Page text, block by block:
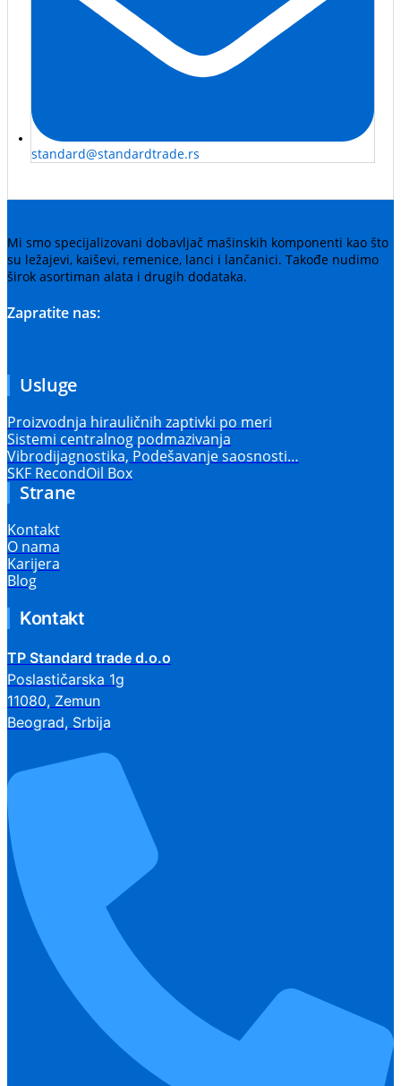
standard@standardtrade.rs
Mi smo specijalizovani dobavljač mašinskih komponenti kao što
su ležajevi, kaiševi, remenice, lanci i lančanici. Takođe nudimo
širok asortiman alata i drugih dodataka.
Zapratite nas:
Usluge
Proizvodnja hirauličnih zaptivki po meri
Sistemi centralnog podmazivanja
Vibrodijagnostika, Podešavanje saosnosti…
SKF RecondOil Box
Strane
Kontakt
O nama
Karijera
Blog
Kontakt
TP Standard trade d.o.o
Poslastičarska 1g
11080, Zemun
Beograd, Srbija